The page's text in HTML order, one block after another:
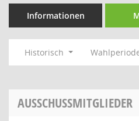
Informationen
Historisch
AUSSCHUSSMITGLIEDER